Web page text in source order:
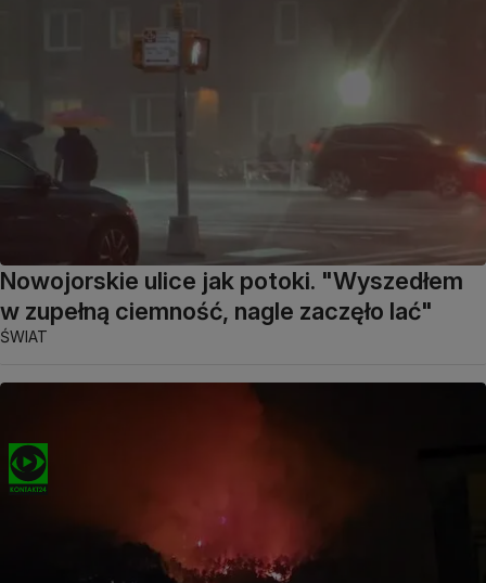
Nowojorskie ulice jak potoki. "Wyszedłem
w zupełną ciemność, nagle zaczęło lać"
ŚWIAT